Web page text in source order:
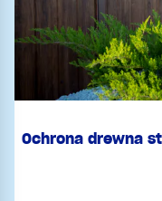
Ochrona drewna